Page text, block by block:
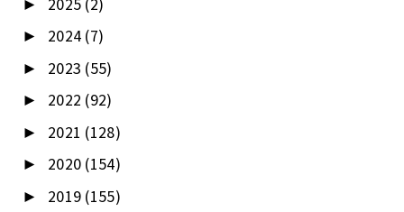
►
► 2024 (7)
► 2023 (55)
► 2022 (92)
► 2021 (128)
► 2020 (154)
► 2019 (155)